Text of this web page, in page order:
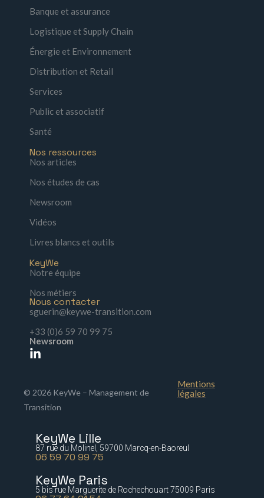
Banque et assurance
Logistique et Supply Chain
Énergie et Environnement
Distribution et Retail
Services
Public et associatif
Santé
Nos ressources
Nos articles
Nos études de cas
Newsroom
Vidéos
Livres blancs et outils
KeyWe
Notre équipe
Nos métiers
Nous contacter
sguerin@keywe-transition.com
+33 (0)6 59 70 99 75
Newsroom
© 2026 KeyWe – Management de
Transition
Mentions
légales
KeyWe Lille
87 rue du Molinel, 59700 Marcq-en-Baoreul
06 59 70 99 75
KeyWe Paris
5 bis rue Marguerite de Rochechouart 75009 Paris